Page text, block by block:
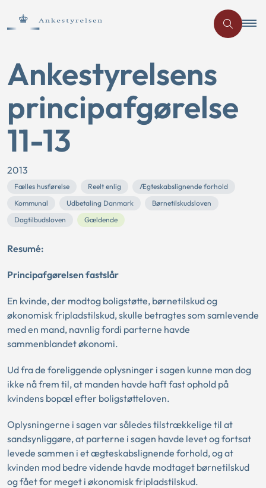
Ankestyrelsens
principafgørelse
11-13
2013
Fælles husførelse Reelt enlig
Ægteskabslignende forhold
Kommunal
Udbetaling Danmark
Børnetilskudsloven
Dagtilbudsloven
Gældende
Resumé:
Principafgørelsen fastslår
En kvinde, der modtog boligstøtte, børnetilskud og
økonomisk fripladstilskud, skulle betragtes som samlevende
med en mand, navnlig fordi parterne havde
sammenblandet økonomi.
Ud fra de foreliggende oplysninger i sagen kunne man dog
ikke nå frem til, at manden havde haft fast ophold på
kvindens bopæl efter boligstøtteloven.
Oplysningerne i sagen var således tilstrækkelige til at
sandsynliggøre, at parterne i sagen havde levet og fortsat
levede sammen i et ægteskabslignende forhold, og at
kvinden mod bedre vidende havde modtaget børnetilskud
og fået for meget i økonomisk fripladstilskud.